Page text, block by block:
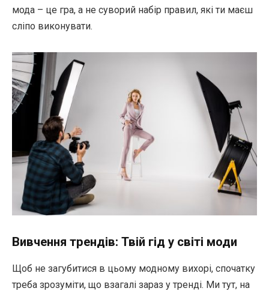
мода – це гра, а не суворий набір правил, які ти маєш
сліпо виконувати.
Вивчення трендів: Твій гід у світі моди
Щоб не загубитися в цьому модному вихорі, спочатку
треба зрозуміти, що взагалі зараз у тренді. Ми тут, на